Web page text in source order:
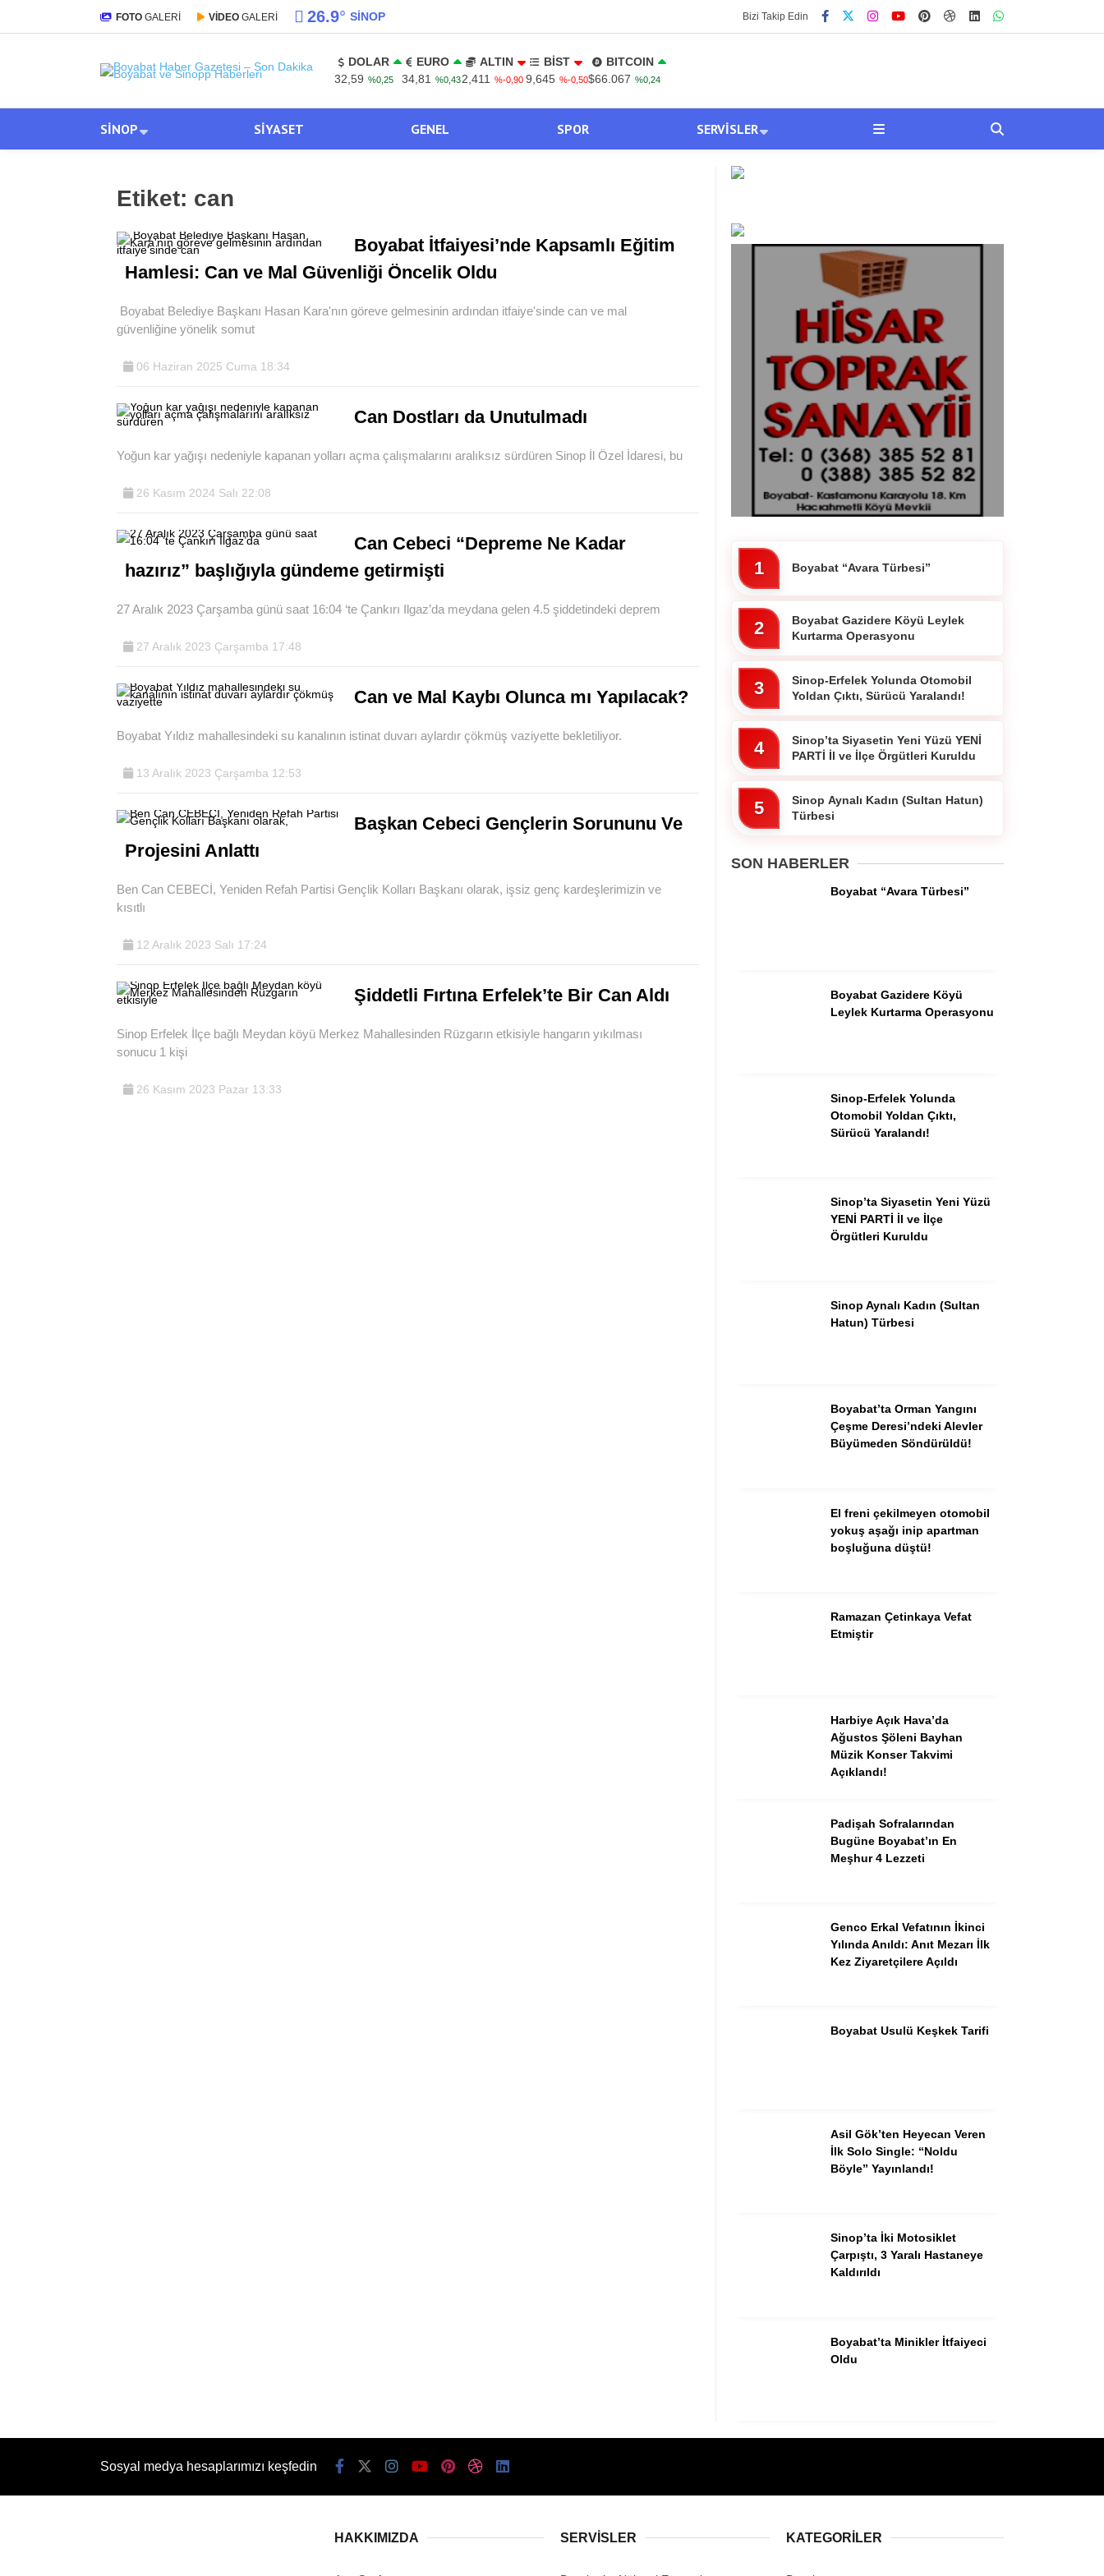
Sinop
Genel
Spor
Instagram
LinkedIn
FOTO GALERİ VİDEO GALERİ 26.9° SINOP Bizi Takip Edin
DOLAR
32,59 %0,25
EURO
34,81
%0,43
ALTIN
2,411
%-0,90
BİST
9,645 %-0,50
BITCOIN
$66.067 %0,24
SINOP SIYASET GENEL SPOR SERVISLER
Etiket: can
Boyabat İtfaiyesi’nde Kapsamlı Eğitim
Hamlesi: Can ve Mal Güvenliği Öncelik Oldu
Boyabat Belediye Başkanı Hasan Kara'nın göreve gelmesinin ardından itfaiye'sinde can ve mal
güvenliğine yönelik somut
06 Haziran 2025 Cuma 18:34
Can Dostları da Unutulmadı
Yoğun kar yağışı nedeniyle kapanan yolları açma çalışmalarını aralıksız sürdüren Sinop İl Özel İdaresi, bu
26 Kasım 2024 Salı 22:08
Can Cebeci “Depreme Ne Kadar
hazırız” başlığıyla gündeme getirmişti
27 Aralık 2023 Çarşamba günü saat 16:04 ‘te Çankırı Ilgaz’da meydana gelen 4.5 şiddetindeki deprem
27 Aralık 2023 Çarşamba 17:48
Can ve Mal Kaybı Olunca mı Yapılacak?
Boyabat Yıldız mahallesindeki su kanalının istinat duvarı aylardır çökmüş vaziyette bekletiliyor.
13 Aralık 2023 Çarşamba 12:53
Başkan Cebeci Gençlerin Sorununu Ve
Projesini Anlattı
Ben Can CEBECİ, Yeniden Refah Partisi Gençlik Kolları Başkanı olarak, işsiz genç kardeşlerimizin ve
kısıtlı
12 Aralık 2023 Salı 17:24
Şiddetli Fırtına Erfelek’te Bir Can Aldı
Sinop Erfelek İlçe bağlı Meydan köyü Merkez Mahallesinden Rüzgarın etkisiyle hangarın yıkılması
sonucu 1 kişi
26 Kasım 2023 Pazar 13:33
1 Boyabat “Avara Türbesi”
2
Boyabat Gazidere Köyü Leylek
Kurtarma Operasyonu
3
Sinop-Erfelek Yolunda Otomobil
Yoldan Çıktı, Sürücü Yaralandı!
4
Sinop’ta Siyasetin Yeni Yüzü YENİ
PARTİ İl ve İlçe Örgütleri Kuruldu
5
Sinop Aynalı Kadın (Sultan Hatun)
Türbesi
SON HABERLER
Boyabat “Avara Türbesi”
Boyabat Gazidere Köyü
Leylek Kurtarma Operasyonu
Sinop-Erfelek Yolunda
Otomobil Yoldan Çıktı,
Sürücü Yaralandı!
Sinop’ta Siyasetin Yeni Yüzü
YENİ PARTİ İl ve İlçe
Örgütleri Kuruldu
Sinop Aynalı Kadın (Sultan
Hatun) Türbesi
Boyabat’ta Orman Yangını
Çeşme Deresi’ndeki Alevler
Büyümeden Söndürüldü!
El freni çekilmeyen otomobil
yokuş aşağı inip apartman
boşluğuna düştü!
Ramazan Çetinkaya Vefat
Etmiştir
Harbiye Açık Hava’da
Ağustos Şöleni Bayhan
Müzik Konser Takvimi
Açıklandı!
Padişah Sofralarından
Bugüne Boyabat’ın En
Meşhur 4 Lezzeti
Genco Erkal Vefatının İkinci
Yılında Anıldı: Anıt Mezarı İlk
Kez Ziyaretçilere Açıldı
Boyabat Usulü Keşkek Tarifi
Asil Gök’ten Heyecan Veren
İlk Solo Single: “Noldu
Böyle” Yayınlandı!
Sinop’ta İki Motosiklet
Çarpıştı, 3 Yaralı Hastaneye
Kaldırıldı
Boyabat’ta Minikler İtfaiyeci
Oldu
Sosyal medya hesaplarımızı keşfedin
HAKKIMIZDA SERVISLER KATEGORILER